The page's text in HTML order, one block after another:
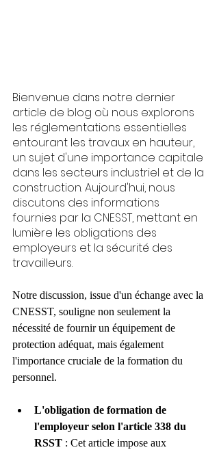
Bienvenue dans notre dernier
article de blog où nous explorons
les réglementations essentielles
entourant les travaux en hauteur,
un sujet d'une importance capitale
dans les secteurs industriel et de la
construction. Aujourd'hui, nous
discutons des informations
fournies par la CNESST, mettant en
lumière les obligations des
employeurs et la sécurité des
travailleurs.
Notre discussion, issue d'un échange avec la
CNESST, souligne non seulement la
nécessité de fournir un équipement de
protection adéquat, mais également
l'importance cruciale de la formation du
personnel.
L'obligation de formation de
l'employeur selon l'article 338 du
RSST : Cet article impose aux